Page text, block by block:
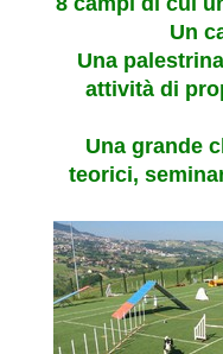
Un
Una
attività di
Una grande
teorici,